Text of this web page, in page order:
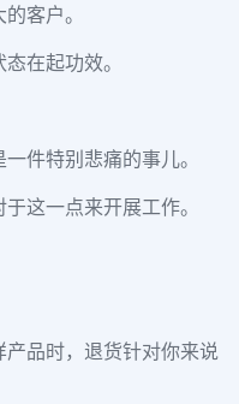
客户。
在起功效。
件特别悲痛的事儿。
这一点来开展工作。
品时，退货针对你来说